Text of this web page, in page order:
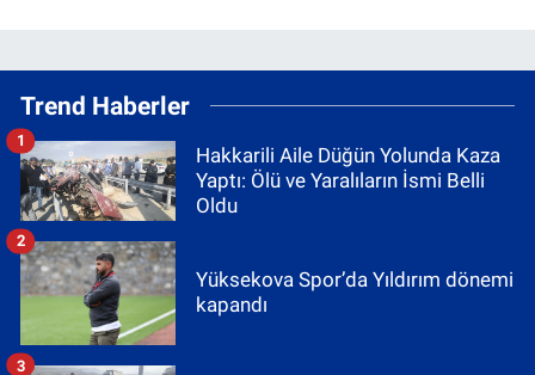
Trend Haberler
Hakkarili Aile Düğün Yolunda Kaza
Yaptı: Ölü ve Yaralıların İsmi Belli
Oldu
1
Yüksekova Spor’da Yıldırım dönemi
kapandı
2
3